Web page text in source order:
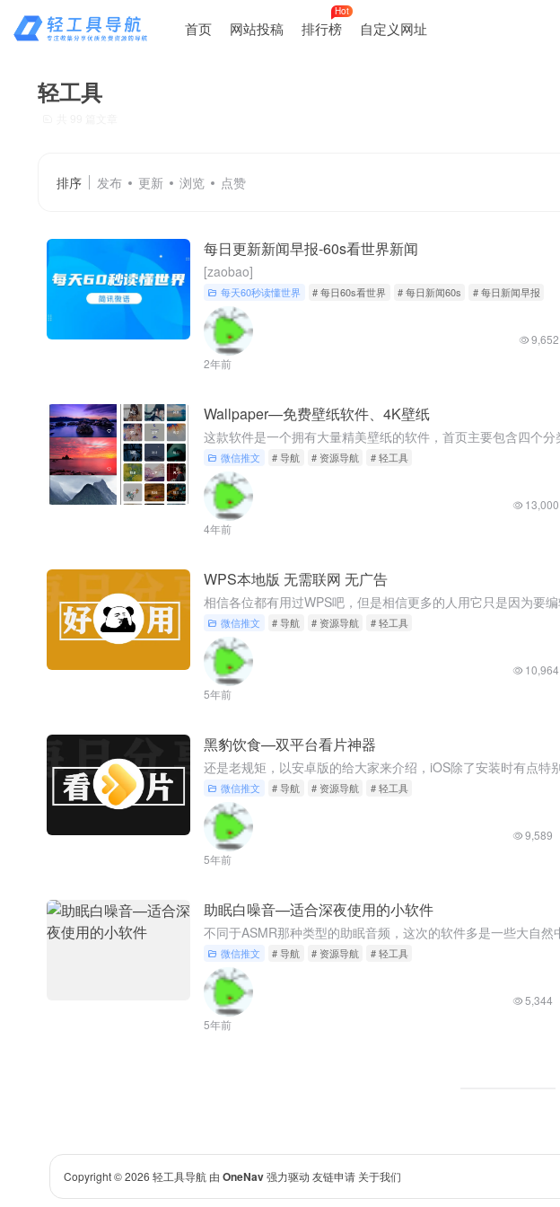
首页 网站投稿 排行榜
Hot
自定义网址
轻工具
排序 发布 更新 浏览 点赞
每日更新新闻早报-60s看世界新闻
[zaobao]
每天60秒读懂世界 # 每日60s看世界 # 每日新闻60s # 每日新闻早报
2年前
9,652
Wallpaper—免费壁纸软件、4K壁纸
微信推文 # 导航 # 资源导航 # 轻工具
4年前
13,000
WPS本地版 无需联网 无广告
微信推文 # 导航 # 资源导航 # 轻工具
5年前
10,964
黑豹饮食—双平台看片神器
微信推文 # 导航 # 资源导航 # 轻工具
5年前
9,589
助眠白噪音—适合深夜使用的小软件
微信推文 # 导航 # 资源导航 # 轻工具
5年前
5,344
Copyright © 2026 轻工具导航 由 OneNav强力驱动 友链申请 关于我们